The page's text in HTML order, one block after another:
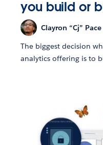
you build or
Clayron “Cj” Pace
The biggest decision
analytics offering is to